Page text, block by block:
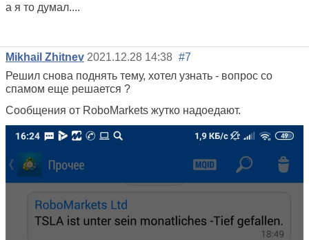
а я то думал....
Mikhail Zhitnev 2021.12.28 14:38 #7
Решил снова поднять тему, хотел узнать - вопрос со
спамом еще решается ?
Сообщения от RoboMarkets жутко надоедают.